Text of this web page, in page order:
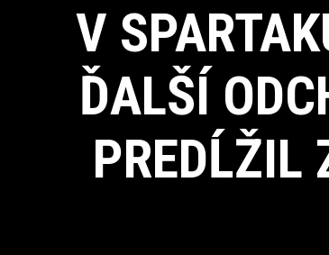
V
ĎALŠÍ
PREDĹŽIL